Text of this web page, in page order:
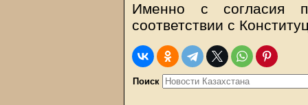
Именно с согласия
соответствии с
Поиск